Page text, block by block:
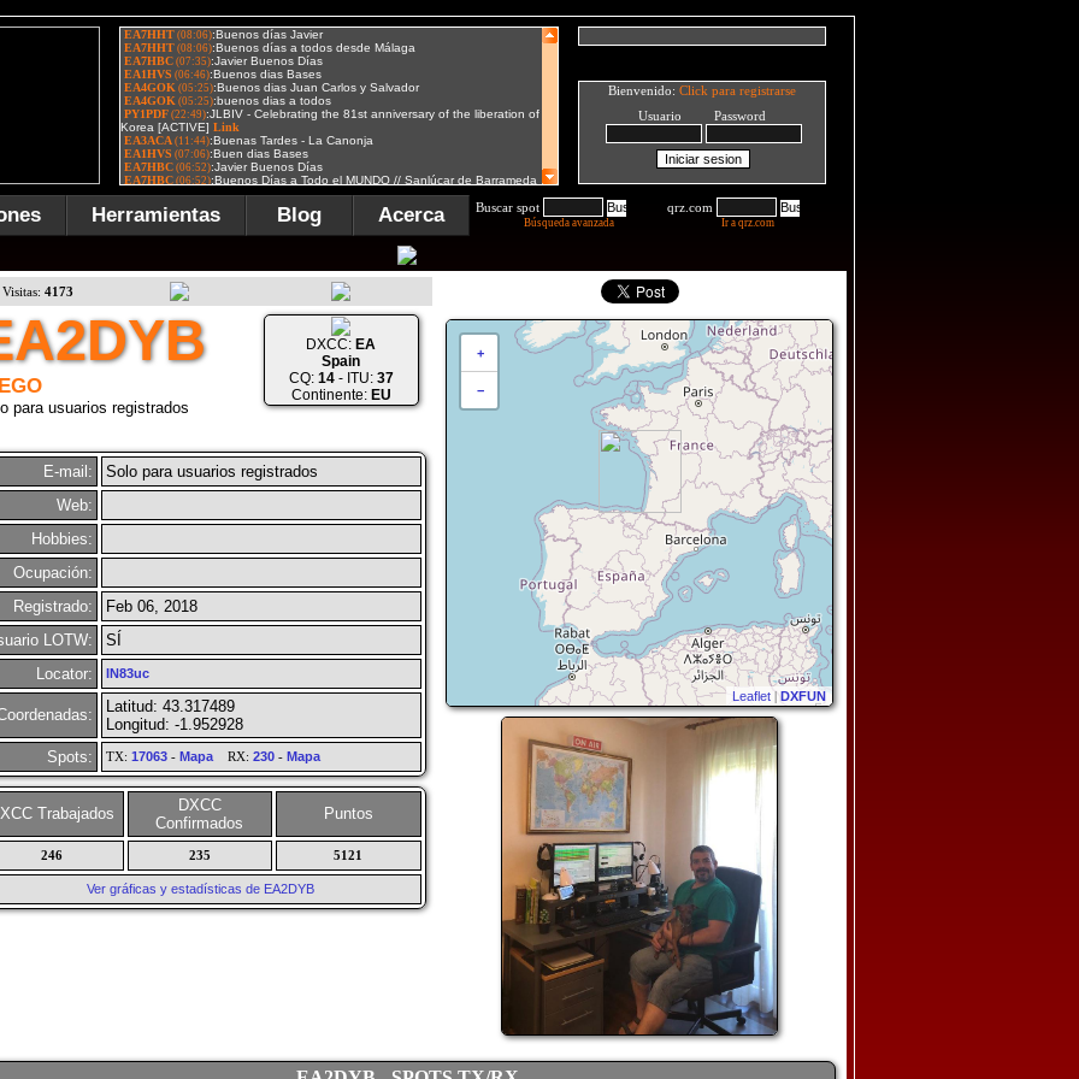
Bienvenido: Click para registrarse
Usuario Password
Herramientas Blog Acerca Buscar spot
Búsqueda avanzada
qrz.com
Ir a qrz.com
Visitas: 4173
+
−
Leaflet | DXFUN
para usuarios registrados
DXCC: EA
Spain
CQ: 14- ITU: 37
Continente: EU
E-mail:
Solo para usuarios registrados
Web:
Hobbies:
Ocupación:
Registrado:
Feb 06, 2018
LOTW:
SÍ
Locator:
IN83uc
Latitud: 43.317489
Longitud: -1.952928
Spots:
TX: 17063- MapaRX: 230- Mapa
Trabajados
DXCC
Confirmados
Puntos
246 235 5121
Ver gráficas y estadísticas de EA2DYB